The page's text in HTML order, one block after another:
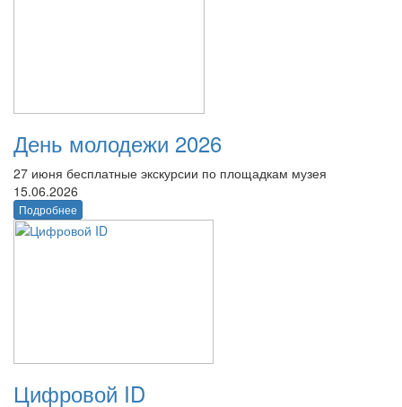
День молодежи 2026
27 июня бесплатные экскурсии по площадкам музея
15.06.2026
Подробнее
Цифровой ID